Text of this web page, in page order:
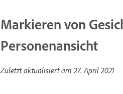
Markieren von
Personenansicht
Zuletzt aktualisiert am27. April 2021